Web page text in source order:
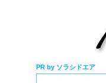
PR by ソラシドエア